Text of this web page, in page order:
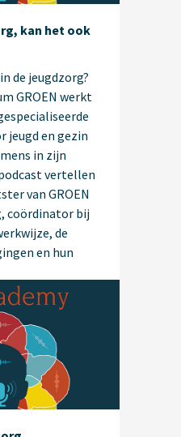
kan het ook
de jeugdzorg?
GROEN werkt
jeugd en gezin
in zijn
vertellen
van GROEN
coördinator bij
de
en hun